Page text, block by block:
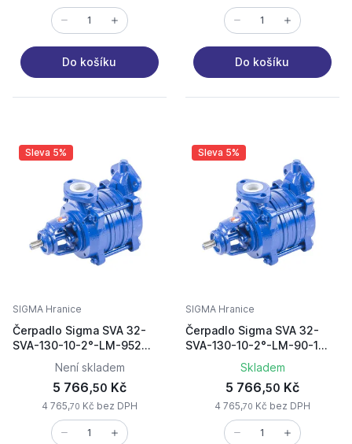
Do košíku Do košíku
Sleva 5%
SIGMA Hranice
Čerpadlo Sigma SVA 32-
SVA-130-10-2°-LM-952
přírubové
Není skladem
5 766,50 Kč
4 765,70 Kč bez DPH
Sleva 5%
SIGMA Hranice
Čerpadlo Sigma SVA 32-
SVA-130-10-2°-LM-90-1
Skladem
5 766,50 Kč
4 765,70 Kč bez DPH